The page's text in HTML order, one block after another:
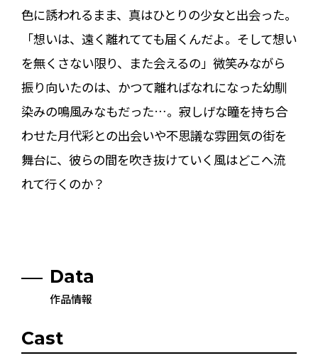
色に誘われるまま、真はひとりの少女と出会った。
「想いは、遠く離れてても届くんだよ。そして想い
を無くさない限り、また会えるの」微笑みながら
振り向いたのは、かつて離ればなれになった幼馴
染みの鳴風みなもだった…。寂しげな瞳を持ち合
わせた月代彩との出会いや不思議な雰囲気の街を
舞台に、彼らの間を吹き抜けていく風はどこへ流
れて行くのか？
Data
作品情報
Cast